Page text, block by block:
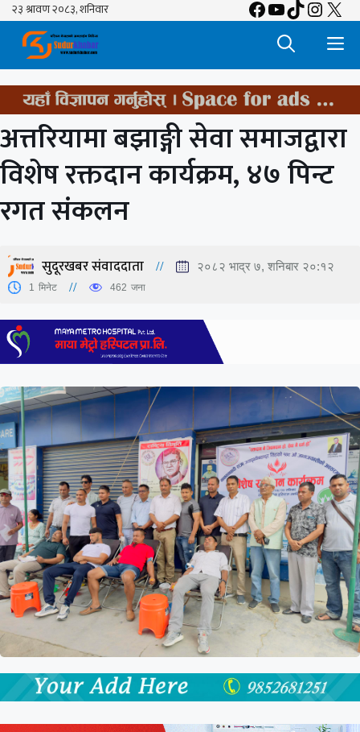
Skip
content
Facebook
YouTube
TikTok
X
अत्तरियामा बझाङ्गी सेवा समाजद्वारा
विशेष रक्तदान कार्यक्रम, ४७ पिन्ट
रगत संकलन
सुदूरखबर संवाददाता २०८२ भाद्र ७, शनिबार २०:१२
1 मिनेट 462 जना